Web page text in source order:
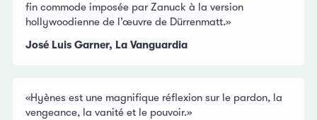
fin commode imposée par Zanuck à la version
hollywoodienne de l’œuvre de Dürrenmatt.»
José Luis Garner, La Vanguardia
«Hyènes est une magnifique réflexion sur le pardon, la
vengeance, la vanité et le pouvoir.»